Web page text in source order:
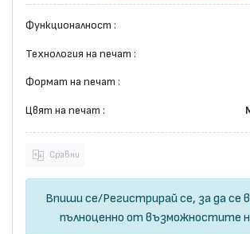
Функционалност :
Технология на печат :
Формат на печат :
Цвят на печат :
Сравни
Впиши се/Регистрирай се, за да се
пълноценно от възможностите